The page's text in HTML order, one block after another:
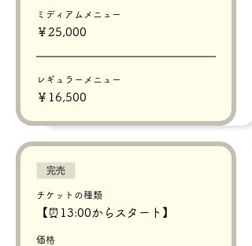
ミディアムメニュー
￥25,000
レギュラーメニュー
￥16,500
完売
チケットの種類
【⏰13:00からスタート】
価格